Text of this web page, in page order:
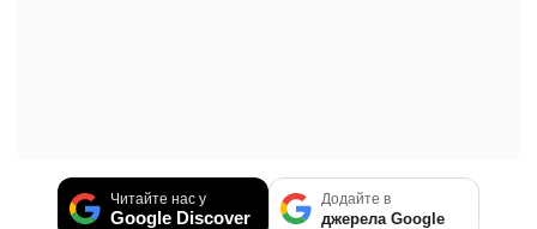
Читайте нас у
Google Discover
Додайте в
джерела Google